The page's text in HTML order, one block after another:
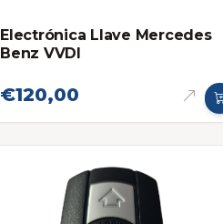
Electrónica Llave Mercedes
Benz VVDI
€120,00